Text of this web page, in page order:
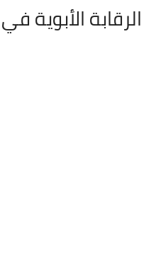
الرقابة الأبوية في ChatGPT